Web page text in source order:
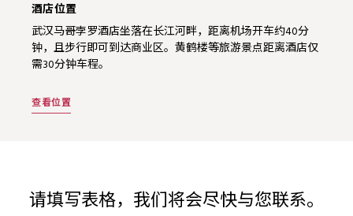
酒店位置
武汉马哥孛罗酒店坐落在长江河畔，距离机场开车约40分
钟，且步行即可到达商业区。黄鹤楼等旅游景点距离酒店仅
需30分钟车程。
查看位置
请填写表格，我们将会尽快与您联系。